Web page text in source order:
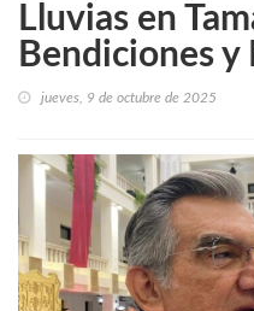
Lluvias en
Bendiciones
jueves, 9 de octubre de 2025